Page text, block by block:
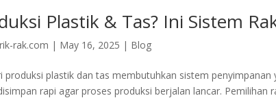
Plastik & Tas? Ini Sistem
rak.com | May 16, 2025 | Blog
produksi plastik dan tas membutuhkan sistem
rapi agar proses produksi berjalan lancar.